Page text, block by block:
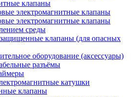
клапаны
электромагнитные клапаны
электромагнитные клапаны
среды
клапаны (для опасных
оборудование (аксессуары)
разъёмы
катушки
клапаны